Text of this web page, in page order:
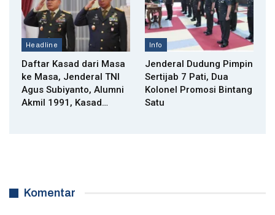
Headline
Daftar Kasad dari Masa
ke Masa, Jenderal TNI
Agus Subiyanto, Alumni
Akmil 1991, Kasad…
Info
Jenderal Dudung Pimpin
Sertijab 7 Pati, Dua
Kolonel Promosi Bintang
Satu
Komentar